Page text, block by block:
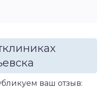
ваш отзыв: